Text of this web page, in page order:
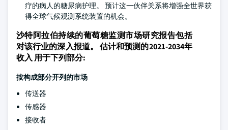
疗的病人的糖尿病护理。 预计这一伙伴关系将增强全世界获
得全球气候观测系统装置的机会。
沙特阿拉伯持续的葡萄糖监测市场研究报告包括
对该行业的深入报道。 估计和预测的2021-2034年
收入 用于下列部分:
按构成部分开列的市场
传送器
传感器
接收者